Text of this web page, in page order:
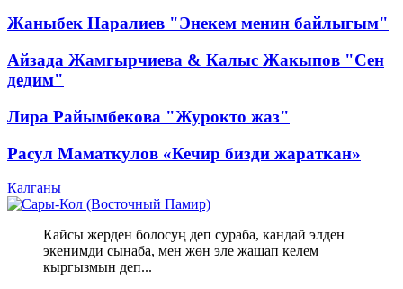
Жаныбек Наралиев "Энекем менин байлыгым"
Айзада Жамгырчиева & Калыс Жакыпов "Сен
дедим"
Лира Райымбекова "Журокто жаз"
Расул Маматкулов «Кечир бизди жараткан»
Калганы
Кайсы жерден болосуң деп сураба, кандай элден
экенимди сынаба, мен жөн эле жашап келем
кыргызмын деп...